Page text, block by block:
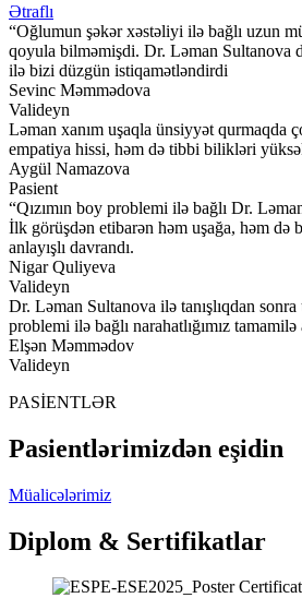
Ətraflı
“Oğlumun şəkər xəstəliyi ilə bağlı uzun
qoyula bilməmişdi. Dr. Ləman Sultanova
ilə bizi düzgün istiqamətləndirdi
Sevinc Məmmədova
Valideyn
Ləman xanım uşaqla ünsiyyət qurmaqda
empatiya hissi, həm də tibbi bilikləri
Aygül Namazova
Pasient
“Qızımın boy problemi ilə bağlı Dr.
İlk görüşdən etibarən həm uşağa, həm də
anlayışlı davrandı.
Nigar Quliyeva
Valideyn
Dr. Ləman Sultanova ilə tanışlıqdan sonra
problemi ilə bağlı narahatlığımız tamamilə
Elşən Məmmədov
Valideyn
PASİENTLƏR
Pasientlərimizdən eşidin
Müalicələrimiz
Diplom & Sertifikatlar